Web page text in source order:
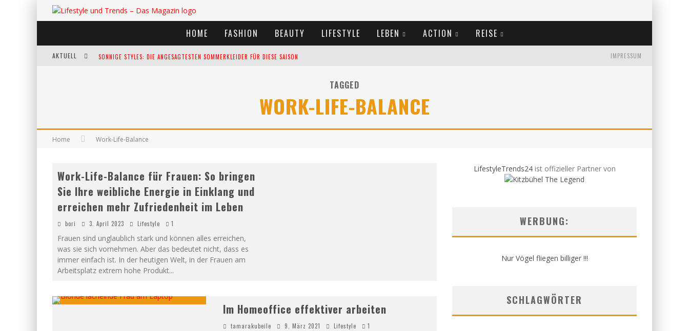
HOME FASHION BEAUTY LIFESTYLE LEBEN ACTION REISE
AKTUELL SONNIGE STYLES: DIE ANGESAGTESTEN SOMMERKLEIDER FÜR DIESE SAISON IMPRESSUM
TAGGED
WORK-LIFE-BALANCE
Home Work-Life-Balance
Work-Life-Balance für Frauen: So bringen
Sie Ihre weibliche Energie in Einklang und
erreichen mehr Zufriedenheit im Leben
bori 3. April 2023 Lifestyle 1
Frauen sind unglaublich stark und können alles erreichen,
was sie sich vornehmen. Aber das bedeutet nicht, dass es
immer einfach ist. In der heutigen Welt, in der Frauen am
Arbeitsplatz extrem hohe Produkt...
Im Homeoffice effektiver arbeiten
tamarakubeile 9. März 2021 Lifestyle 1
LifestyleTrends24ist offizieller Partner von
WERBUNG:
Nur Vögel fliegen billiger !!!
SCHLAGWÖRTER